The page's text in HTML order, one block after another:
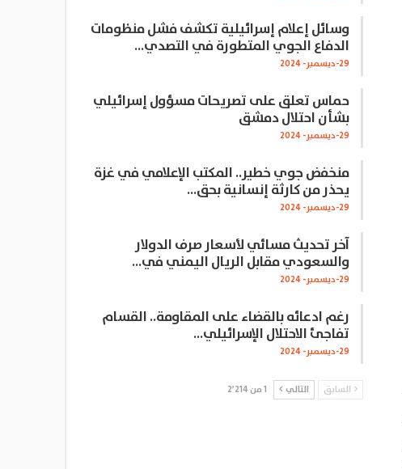
وسائل إعلام إسرائيلية تكشف فشل منظومات
الدفاع الجوي المتطورة في التصدي…
29-ديسمبر- 2024
حماس تعلق على تصريحات مسؤول إسرائيلي
بشأن احتلال دمشق
29-ديسمبر- 2024
منخفض جوي خطير.. المكتب الإعلامي في غزة
يحذر من كارثة إنسانية بحق…
29-ديسمبر- 2024
آخر تحديث مسائي لأسعار صرف الدولار
والسعودي مقابل الريال اليمني في…
29-ديسمبر- 2024
رغم ادعائه بالقضاء على المقاومة.. القسام
تفاجئ الاحتلال الإسرائيلي…
29-ديسمبر- 2024
السابق التالي 1 من 2٬214